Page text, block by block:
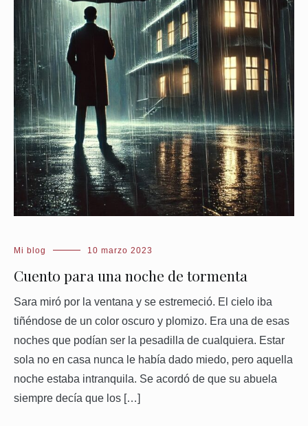
Mi blog 10 marzo 2023
Cuento para una noche de tormenta
Sara miró por la ventana y se estremeció. El cielo iba
tiñéndose de un color oscuro y plomizo. Era una de esas
noches que podían ser la pesadilla de cualquiera. Estar
sola no en casa nunca le había dado miedo, pero aquella
noche estaba intranquila. Se acordó de que su abuela
siempre decía que los […]